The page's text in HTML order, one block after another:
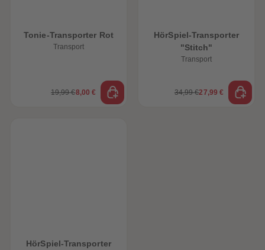
Tonie-Transporter Rot
Transport
19,99 €8,00 €
HörSpiel-Transporter
"Stitch"
Transport
34,99 €27,99 €
HörSpiel-Transporter